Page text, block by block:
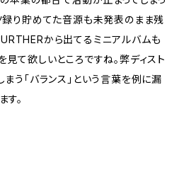
録り貯めてた音源も未発表のまま残
から出てるミニアルバムも
て欲しいところですね。弊ディスト
う「バランス」という言葉を例に漏
。